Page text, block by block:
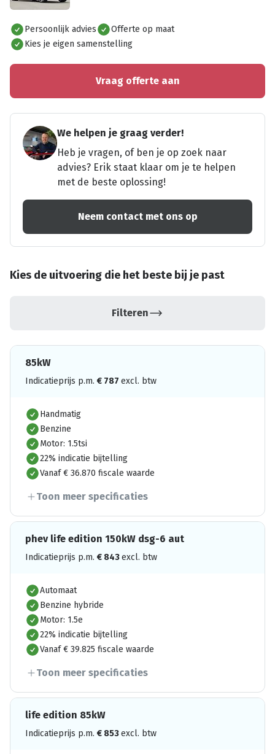
Alles bekijken
Persoonlijk advies
Offerte op maat
Kies je eigen samenstelling
Vraag offerte aan
We helpen je graag verder!
Heb je vragen, of ben je op zoek naar
advies? Erik staat klaar om je te helpen
met de beste oplossing!
Neem contact met ons op
Kies de uitvoering die het beste bij je past
Filteren
85kW
Indicatieprijs p.m. € 787 excl. btw
Handmatig
Benzine
Motor: 1.5tsi
22% indicatie bijtelling
Vanaf € 36.870 fiscale waarde
Toon meer specificaties
phev life edition 150kW dsg-6 aut
Indicatieprijs p.m. € 843excl. btw
Automaat
Benzine hybride
Motor: 1.5e
22% indicatie bijtelling
Vanaf € 39.825 fiscale waarde
Toon meer specificaties
life edition 85kW
Indicatieprijs p.m. € 853excl. btw